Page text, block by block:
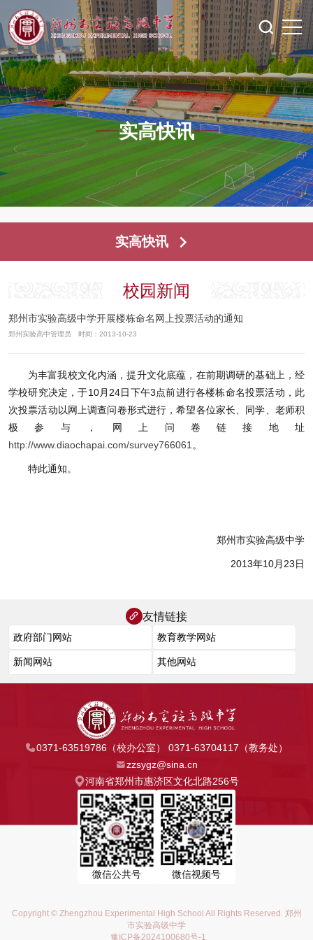
实高快讯
实高快讯
校园新闻
郑州市实验高级中学开展楼栋命名网上投票活动的通知
郑州实验高中管理员 时间：2013-10-23
为丰富我校文化内涵，提升文化底蕴，在前期调研的基础上，经
学校研究决定，于10月 24日下午3点前进行各楼栋命名投票活动，此
次投票活动以网上调查问卷形式进行，希望各位家长、同学、老师积
极参与，网上问卷链接地址
http://www.diaochapai.com/survey766061 。
特此通知。
郑州市实验高级中学
2013年10月 23日
友情链接
0371-63519786（校办公室） 0371-63704117（教务处）
zzsygz@sina.cn
河南省郑州市惠济区文化北路256号
微信公共号 微信视频号
Copyright © Zhengzhou Experimental High School All Rights Reserved. 郑州
市实验高级中学
豫ICP备2024100680号-1